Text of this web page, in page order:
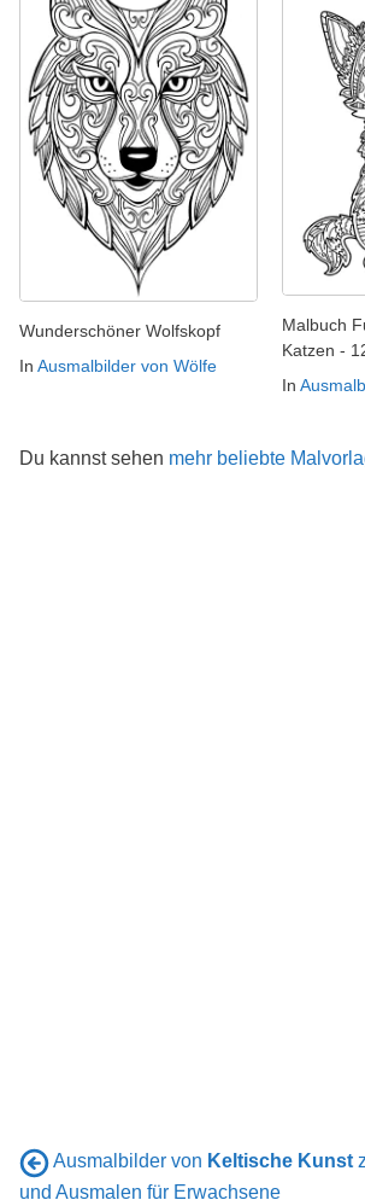
Wunderschöner Wolfskopf
In Ausmalbilder von Wölfe
Malbuch
Katzen -
In
Du kannst sehen mehr beliebte
Ausmalbilder von Keltische Kunst
und Ausmalen für Erwachsene